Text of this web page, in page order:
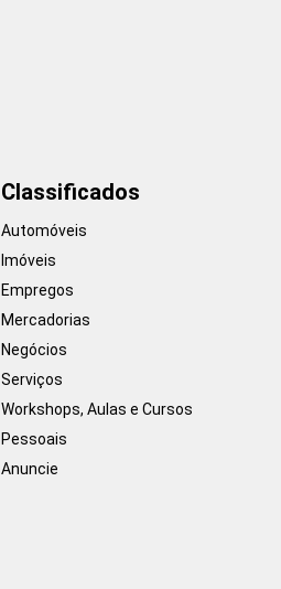
Classificados
Automóveis
Imóveis
Empregos
Mercadorias
Negócios
Serviços
Workshops, Aulas e Cursos
Pessoais
Anuncie